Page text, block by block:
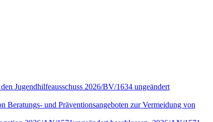
Jugendhilfeausschuss 2026/BV/1634 ungeändert
und Präventionsangeboten zur Vermeidung von